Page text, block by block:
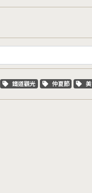
關鍵字標籤
鐵道觀光 關鍵字標籤
仲夏節